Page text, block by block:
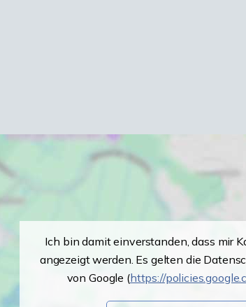
Ich bin damit einverstanden, dass mir
angezeigt werden. Es gelten die
von Google (https://